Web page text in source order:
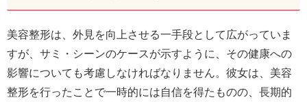
美容整形は、外見を向上させる一手段として広がっていま
すが、サミ・シーンのケースが示すように、その健康への
影響についても考慮しなければなりません。彼女は、美容
整形を行ったことで一時的には自信を得たものの、長期的